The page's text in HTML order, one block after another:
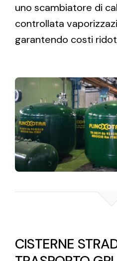
uno scambiatore di
controllata
garantendo costi
CISTERNE